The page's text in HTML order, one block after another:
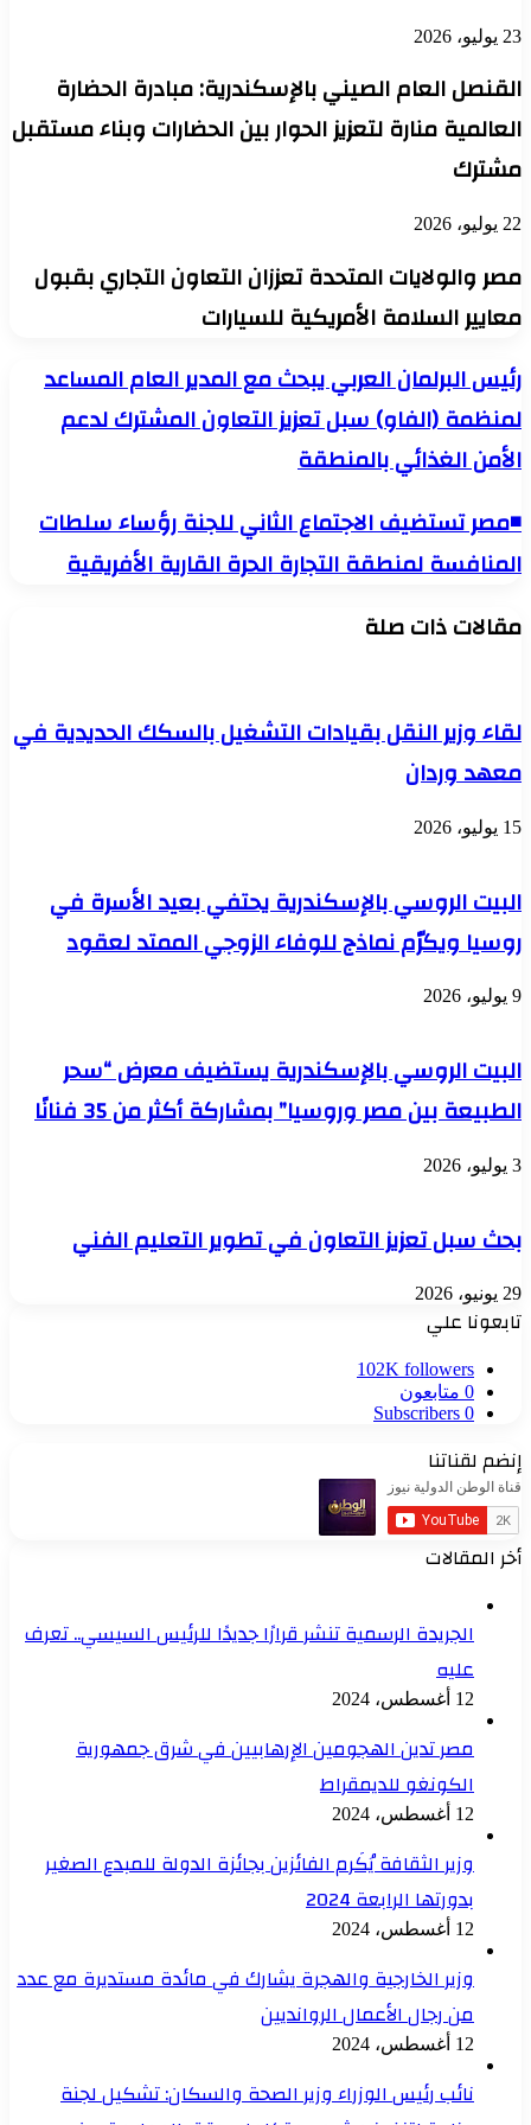
23 يوليو، 2026
القنصل العام الصيني بالإسكندرية: مبادرة الحضارة
العالمية منارة لتعزيز الحوار بين الحضارات وبناء مستقبل
مشترك
22 يوليو، 2026
مصر والولايات المتحدة تعززان التعاون التجاري بقبول
معايير السلامة الأمريكية للسيارات
رئيس
البرلمان
العربي
مع
المساعد
لمنظمة
(الفاو)
تعزيز
التعاون
الغذائي
بالمنطقة
رئيس البرلمان العربي يبحث مع المدير العام المساعد
لمنظمة (الفاو) سبل تعزيز التعاون المشترك لدعم
الأمن الغذائي بالمنطقة
◾️مصر
الاجتماع
رؤساء
التجارة
الحرة
القارية
◾️مصر تستضيف الاجتماع الثاني للجنة رؤساء سلطات
المنافسة لمنطقة التجارة الحرة القارية الأفريقية
مقالات ذات صلة
لقاء وزير النقل بقيادات التشغيل بالسكك الحديدية في
معهد وردان
15 يوليو، 2026
البيت الروسي بالإسكندرية يحتفي بعيد الأسرة في
روسيا ويكرّم نماذج للوفاء الزوجي الممتد لعقود
9 يوليو، 2026
البيت الروسي بالإسكندرية يستضيف معرض “سحر
الطبيعة بين مصر وروسيا” بمشاركة أكثر من 35 فنانًا
3 يوليو، 2026
بحث سبل تعزيز التعاون في تطوير التعليم الفني
29 يونيو، 2026
تابعونا علي
102K followers
0 متابعون
0
Subscribers
إنضم لقناتنا
أخر المقالات
الجريدة الرسمية تنشر قرارًا جديدًا للرئيس السيسي.. تعرف
عليه
12 أغسطس، 2024
مصر تدين الهجومين الإرهابيين في شرق جمهورية
الكونغو للديمقراط
12 أغسطس، 2024
وزير الثقافة يُكَرم الفائزين بجائزة الدولة للمبدع الصغير
بدورتها الرابعة 2024
12 أغسطس، 2024
وزير الخارجية والهجرة يشارك في مائدة مستديرة مع عدد
من رجال الأعمال الروانديين
12 أغسطس، 2024
نائب رئيس الوزراء وزير الصحة والسكان: تشكيل لجنة